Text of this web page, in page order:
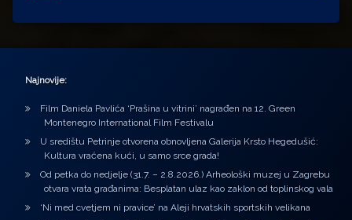
Najnovije:
Film Daniela Pavlića ‘Prašina u vitrini’ nagrađen na 12. Green
Montenegro International Film Festivalu
U središtu Petrinje otvorena obnovljena Galerija Krsto Hegedušić:
Kultura vraćena kući, u samo srce grada!
Od petka do nedjelje (31.7. – 2.8.2026.) Arheološki muzej u Zagrebu
otvara vrata građanima: Besplatan ulaz kao zaklon od toplinskog vala
‘Ni med cvetjem ni pravice’ na Aleji hrvatskih sportskih velikana